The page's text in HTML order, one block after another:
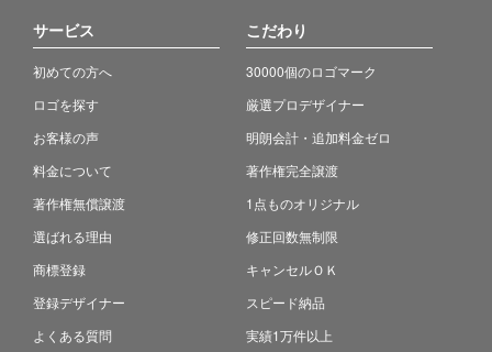
サービス
初めての方へ
ロゴを探す
お客様の声
料金について
著作権無償譲渡
選ばれる理由
商標登録
登録デザイナー
よくある質問
こだわり
30000個のロゴマーク
厳選プロデザイナー
明朗会計・追加料金ゼロ
著作権完全譲渡
1点ものオリジナル
修正回数無制限
キャンセルＯＫ
スピード納品
実績1万件以上